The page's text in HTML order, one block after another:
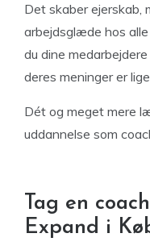
Det skaber ejerskab,
arbejdsglæde hos
du dine
deres meninger er
Dét og meget mere
uddannelse som
Tag en
Expand i